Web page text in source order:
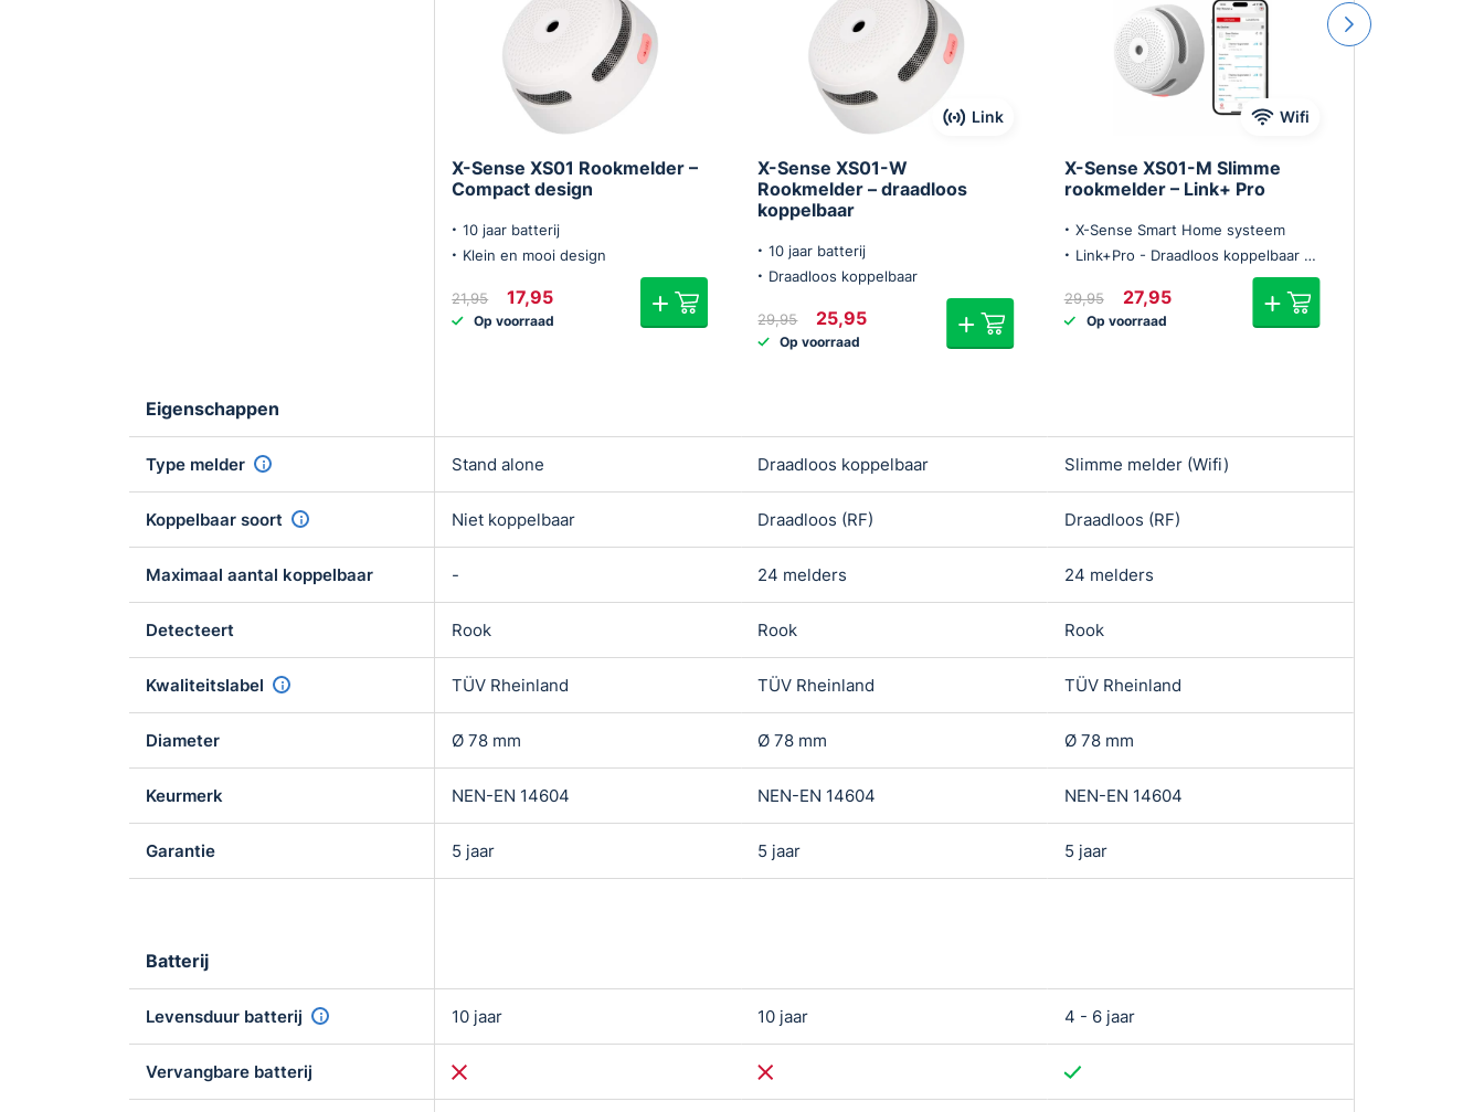
Eigenschappen
Type melder
Koppelbaar soort
Maximaal aantal koppelbaar
Detecteert
Kwaliteitslabel
Diameter
Keurmerk
Garantie
Batterij
Levensduur batterij
Vervangbare batterij
X-Sense XS01 Rookmelder –
Compact design
10 jaar batterij
Klein en mooi design
21,95
Oorspronkelijke
prijs
was:
17,95
Op voorraad
Stand alone
Niet koppelbaar
-
Rook
TÜV Rheinland
Ø 78 mm
NEN-EN 14604
5 jaar
10 jaar
Link
X-Sense XS01-W
Rookmelder – draadloos
koppelbaar
10 jaar batterij
Draadloos koppelbaar
29,95
Oorspronkelijke
prijs
was:
25,95
Op voorraad
Draadloos koppelbaar
Draadloos (RF)
24 melders
Rook
TÜV Rheinland
Ø 78 mm
NEN-EN 14604
5 jaar
10 jaar
Wifi
X-Sense XS01-M Slimme
rookmelder – Link+ Pro
X-Sense Smart Home systeem
Link+Pro - Draadloos koppelbaar én Wifi
29,95
Oorspronkelijke
prijs
was:
27,95Huidige
Op voorraad
Slimme melder (Wifi)
Draadloos (RF)
24 melders
Rook
TÜV Rheinland
Ø 78 mm
NEN-EN 14604
5 jaar
4 - 6 jaar